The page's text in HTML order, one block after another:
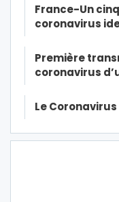
France-Un
coronavirus
Première
coronavirus
Le